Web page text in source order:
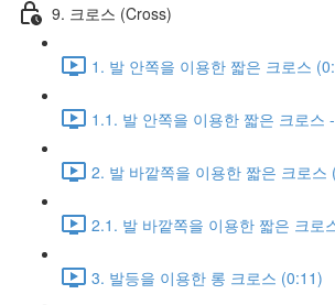
9. 크로스 (Cross)
1. 발 안쪽을 이용한 짧은 크로스
1.1. 발 안쪽을 이용한 짧은 크로스
2. 발 바깥쪽을 이용한 짧은 크로스
2.1. 발 바깥쪽을 이용한 짧은 크로
3. 발등을 이용한 롱 크로스 (0:11)